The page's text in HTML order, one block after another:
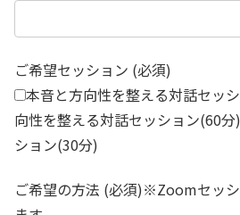
ご希望セッション (必須)
本音と方向性を整える対話セッ
向性を整える対話セッション(60分)
ション(30分)
ご希望の方法 (必須)※Zoomセッ